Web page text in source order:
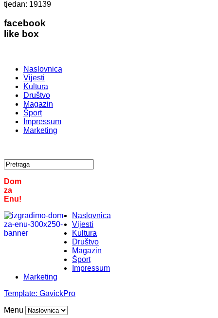
tjedan: 19139
facebook
like box
Naslovnica
Vijesti
Kultura
Društvo
Magazin
Šport
Impressum
Marketing
Dom
za
Enu!
Naslovnica
Vijesti
Kultura
Društvo
Magazin
Šport
Impressum
Marketing
Template: GavickPro
Menu